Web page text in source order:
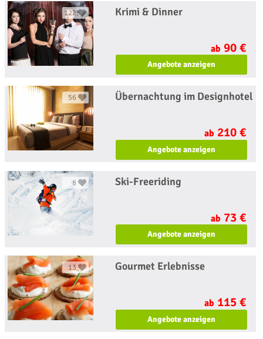
1225 Krimi & Dinner
ab 90 €
Angebote anzeigen
56 Übernachtung im Designhotel
ab 210 €
Angebote anzeigen
8 Ski-Freeriding
ab 73 €
Angebote anzeigen
13 Gourmet Erlebnisse
ab 115 €
Angebote anzeigen